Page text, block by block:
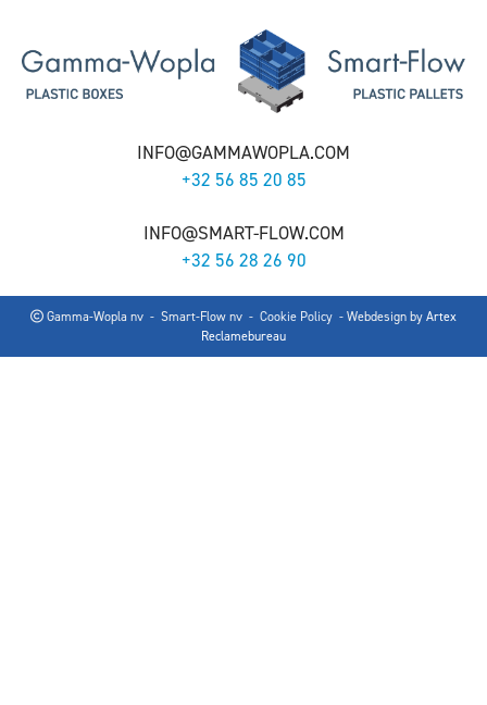
INFO@GAMMAWOPLA.COM
+32 56 85 20 85
INFO@SMART-FLOW.COM
+32 56 28 26 90
Gamma-Wopla nv - Smart-Flow nv - Cookie Policy - Webdesign byArtex
Reclamebureau